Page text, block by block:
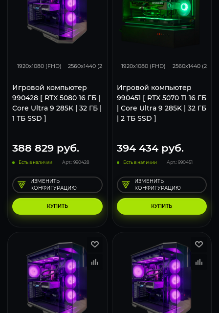
1920x1080 (FHD) 2560x1440 (2K) 3840x2160 (4K)
Игровой компьютер
990428 [ RTX 5080 16 ГБ |
Core Ultra 9 285K | 32 ГБ |
1 ТБ SSD ]
388 829 руб.
Есть в наличии Арт.: 990428
КУПИТЬ
ИЗМЕНИТЬ
КОНФИГУРАЦИЮ
1920x1080 (FHD) 2560x1440 (2K)
Игровой компьютер
990451 [ RTX 5070 Ti 16 ГБ
| Core Ultra 9 285K | 32 ГБ
| 2 ТБ SSD ]
394 434руб.
Есть в наличии Арт.: 990451
КУПИТЬ
ИЗМЕНИТЬ
КОНФИГУРАЦИЮ